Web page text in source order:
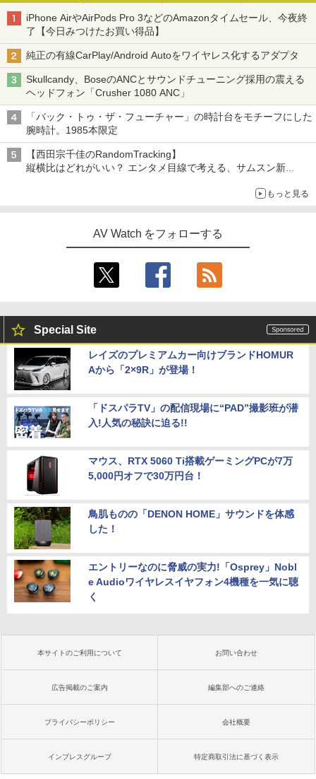
iPhone AirやAirPods Pro 3などのAmazonタイムセール、今夜終
了【今日みつけたお買い得品】
純正の有線CarPlay/Android Autoをワイヤレス化するアダプタ
Skullcandy、BoseのANCとサウンドチューニング採用の震える
ヘッドフォン「Crusher 1080 ANC」
「バック・トゥ・ザ・フューチャー」の時計台をモチーフにした
腕時計。1985本限定
【西田宗千佳のRandomTracking】
縦横比はどれがいい？ エンタメ目線で考える、サムスン新
もっと見る
AV Watch をフォローする
Special Site
レイズのプレミアムカー向けブランドHOMUR
Aから「2×9R」が登場！
「ドスパラTV」の配信現場に“PAD”撮影班が潜
入!人気の秘訣に迫る!!
マウス、RTX 5060 Ti搭載ゲーミングPCが7万
5,000円オフで30万円台！
鳥肌ものの「DENON HOME」サウンドを体感
した！
エントリーなのに脅威の実力!「Osprey」Nobl
e Audioワイヤレスイヤフォン4機種を一気に聴
く
本サイトのご利用について お問い合わせ
広告掲載のご案内 編集部へのご連絡
プライバシーポリシー 会社概要
インプレスグループ 特定商取引法に基づく表示